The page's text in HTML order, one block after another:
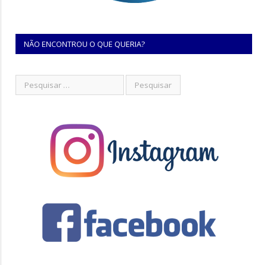
NÃO ENCONTROU O QUE QUERIA?